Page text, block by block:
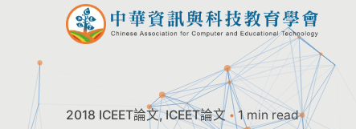
2018 ICEET論文 ICEET論文 1 min read